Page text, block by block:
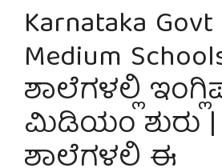
Karnataka
Medium
ಶಾಲೆಗಳಲ್ಲಿ
ಮಿಡಿಯಂ ಶುರು |